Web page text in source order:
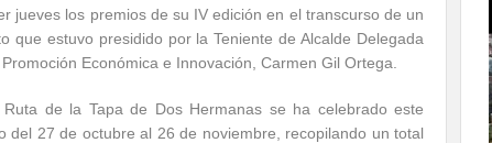
jueves los premios de su IV edición en el transcurso de un
que estuvo presidido por la Teniente de Alcalde Delegada
Económica e Innovación, Carmen Gil Ortega.
Ruta de la Tapa de Dos Hermanas se ha celebrado este
del 27 de octubre al 26 de noviembre, recopilando un total